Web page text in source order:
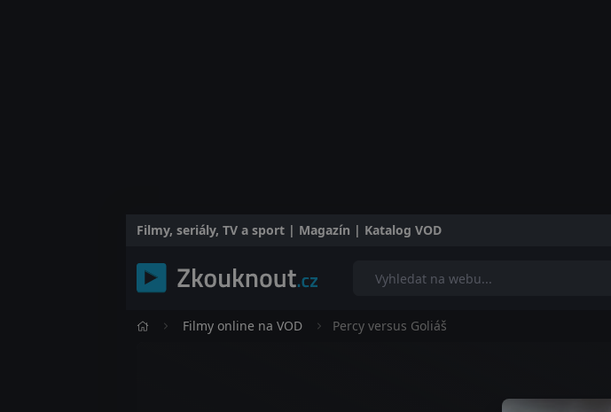
Filmy, seriály, TV a sport | Magazín | Katalog VOD
Filmy online na VOD Percy versus Goliáš